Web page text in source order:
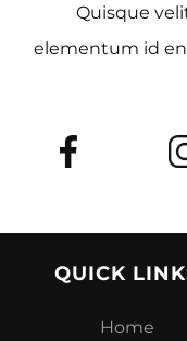
Quisque
elementum id
QUICK
Home